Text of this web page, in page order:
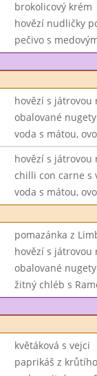
brokolicový krém
hovězí nudličky
pečivo s
hovězí s játrovou
obalované
voda s mátou,
hovězí s játrovou
chilli con carne s
voda s mátou,
pomazánka z
hovězí s játrovou
obalované
žitný chléb s
květáková s vejci
paprikáš z